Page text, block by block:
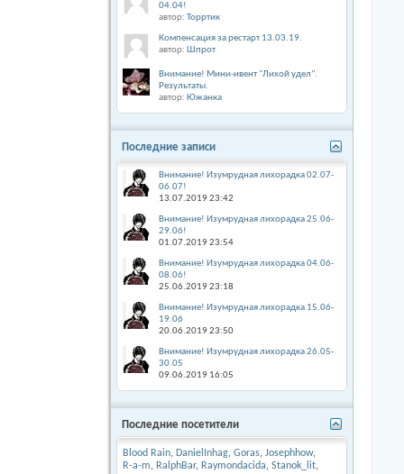
04.04!
автор: Торртик
Компенсация за рестарт 13.03.19.
автор: Шпрот
Внимание! Мини-ивент "Лихой удел".
Результаты.
автор: Южанка
Последние записи
Внимание! Изумрудная лихорадка 02.07-
06.07!
13.07.201923:42
Внимание! Изумрудная лихорадка 25.06-
29.06!
01.07.201923:54
Внимание! Изумрудная лихорадка 04.06-
08.06!
25.06.201923:18
Внимание! Изумрудная лихорадка 15.06-
19.06
20.06.201923:50
Внимание! Изумрудная лихорадка 26.05-
30.05
09.06.2019 16:05
Последние посетители
Blood Rain, DanielInhag, Goras, Josephhow,
R-a-m, RalphBar, Raymondacida, Stanok_lit,